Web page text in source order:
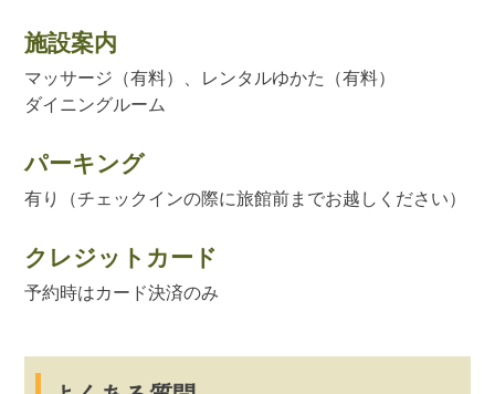
施設案内
マッサージ（有料）、レンタルゆかた（有料）
ダイニングルーム
パーキング
有り（チェックインの際に旅館前までお越しください）
クレジットカード
予約時はカード決済のみ